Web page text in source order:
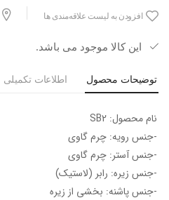
افزودن به لیست علاقه‌مندی ها
این کالا موجود می باشد.
توضیحات محصول اطلاعات تکمیلی
نام محصول: SB2
-جنس رویه: چرم گاوی
-جنس آستر: چرم گاوی
-جنس زیره: رابر (لاستیک)
-جنس پاشنه: بخشی از زیره